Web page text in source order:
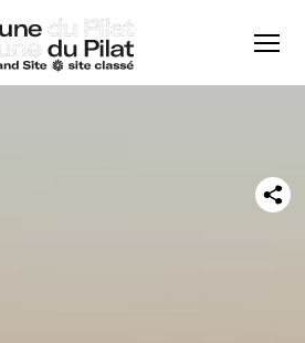
Dune